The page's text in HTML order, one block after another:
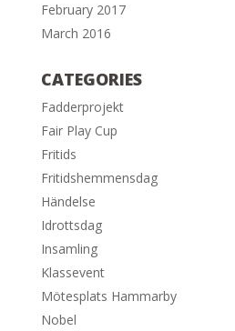
February 2017
March 2016
CATEGORIES
Fadderprojekt
Fair Play Cup
Fritids
Fritidshemmensdag
Händelse
Idrottsdag
Insamling
Klassevent
Mötesplats Hammarby
Nobel